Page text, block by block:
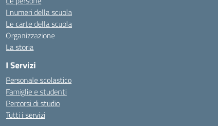
I numeri della scuola
Le carte della scuola
Organizzazione
La storia
I Servizi
Personale scolastico
Famiglie e studenti
Percorsi di studio
Tutti i servizi